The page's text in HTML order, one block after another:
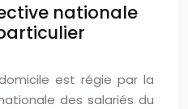
nationale
est régie par la
des salariés du